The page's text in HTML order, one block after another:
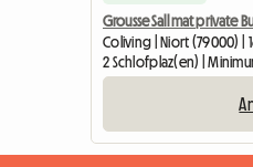
Grousse Sall mat private
Coliving | Niort (79000) |
2 Schlofplaz(en) |